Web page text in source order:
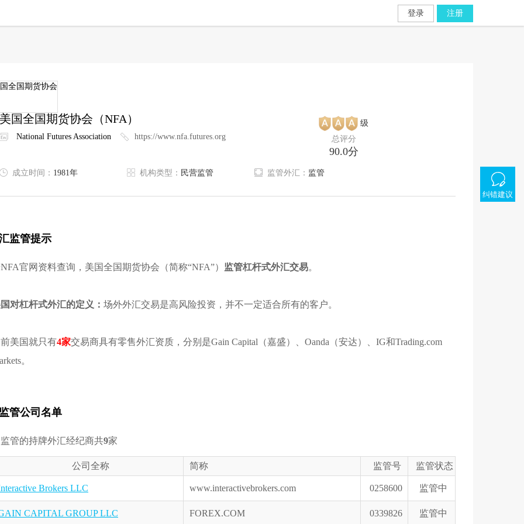
登录 注册
美国全国期货协会 （NFA）
National Futures Association https://www.nfa.futures.org
级
总评分
90.0分
成立时间： 1981年 机构类型： 民营监管 监管外汇： 监管
纠错建议
监管提示
官网资料查询，美国全国期货协会（简称“NFA”） 监管杠杆式外汇交易。
对杠杆式外汇的定义： 场外外汇交易是高风险投资，并不一定适合所有的客户。
美国就只有4家交易商具有零售外汇资质，分别是Gain Capital（嘉盛）、Oanda（安达）、IG和Trading.com
。
管公司名单
管的持牌外汇经纪商共9家
公司全称 简称 监管号 监管状态
Brokers LLC www.interactivebrokers.com 0258600 监管中
CAPITAL GROUP LLC FOREX.COM 0339826 监管中